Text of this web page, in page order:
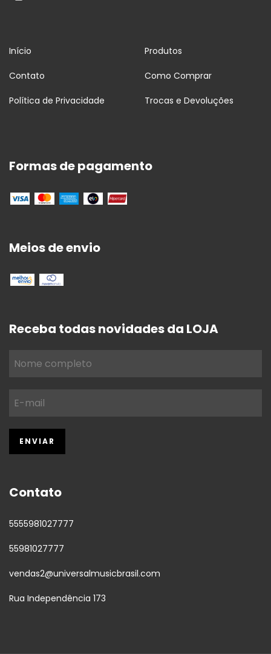
Início Produtos
Contato Como Comprar
Política de Privacidade Trocas e Devoluções
Formas de pagamento
Meios de envio
Receba todas novidades da LOJA
Contato
5555981027777
55981027777
vendas2@universalmusicbrasil.com
Rua Independência 173